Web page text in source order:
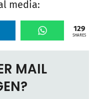
media:
129
SHARES
MAIL